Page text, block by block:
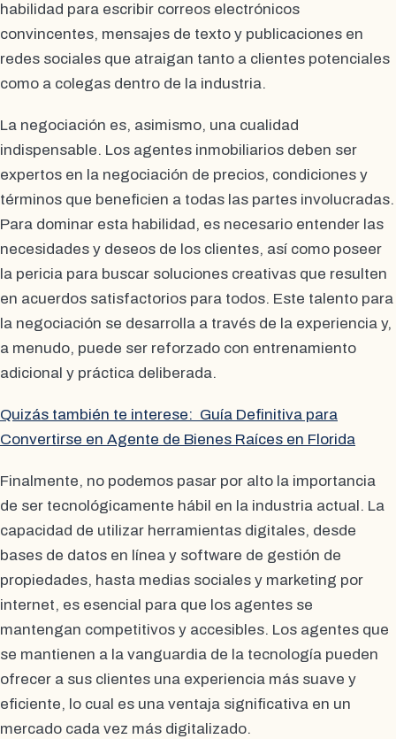
habilidad para escribir correos electrónicos
convincentes, mensajes de texto y publicaciones en
redes sociales que atraigan tanto a clientes potenciales
como a colegas dentro de la industria.
La negociación es, asimismo, una cualidad
indispensable. Los agentes inmobiliarios deben ser
expertos en la negociación de precios, condiciones y
términos que beneficien a todas las partes involucradas.
Para dominar esta habilidad, es necesario entender las
necesidades y deseos de los clientes, así como poseer
la pericia para buscar soluciones creativas que resulten
en acuerdos satisfactorios para todos. Este talento para
la negociación se desarrolla a través de la experiencia y,
a menudo, puede ser reforzado con entrenamiento
adicional y práctica deliberada.
Quizás también te interese: Guía Definitiva para
Convertirse en Agente de Bienes Raíces en Florida
Finalmente, no podemos pasar por alto la importancia
de ser tecnológicamente hábil en la industria actual. La
capacidad de utilizar herramientas digitales, desde
bases de datos en línea y software de gestión de
propiedades, hasta medias sociales y marketing por
internet, es esencial para que los agentes se
mantengan competitivos y accesibles. Los agentes que
se mantienen a la vanguardia de la tecnología pueden
ofrecer a sus clientes una experiencia más suave y
eficiente, lo cual es una ventaja significativa en un
mercado cada vez más digitalizado.